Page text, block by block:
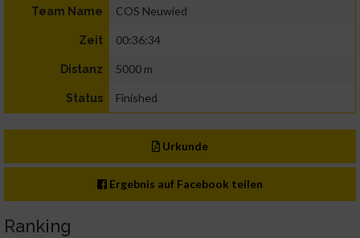
Team Name COS Neuwied
Zeit 00:36:34
Distanz 5000 m
Status Finished
Urkunde
Ergebnis auf Facebook teilen
Ranking